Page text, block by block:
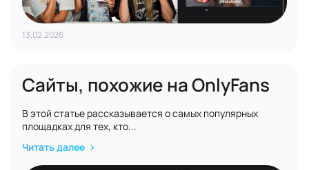
13.02.2026
Сайты, похожие на OnlyFans
В этой статье рассказывается о самых популярных
площадках для тех, кто...
Читать далее